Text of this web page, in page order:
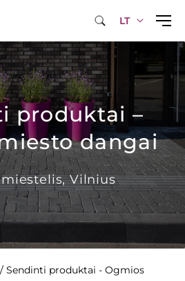
LT
produktai –
dangai
Vilnius
/ Sendinti produktai - Ogmios